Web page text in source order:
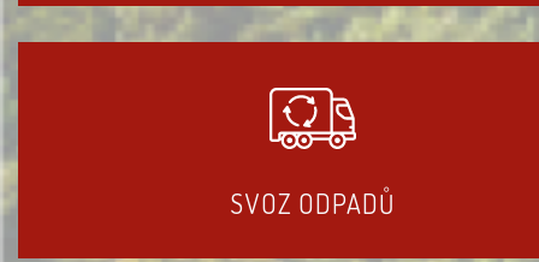
SVOZ ODPADŮ